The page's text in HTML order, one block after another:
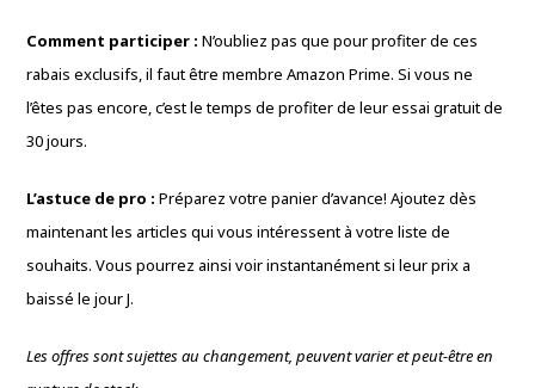
Comment participer : N’oubliez pas que pour profiter de ces
rabais exclusifs, il faut être membre Amazon Prime. Si vous ne
l’êtes pas encore, c’est le temps de profiter de leur essai gratuit de
30 jours.
L’astuce de pro : Préparez votre panier d’avance! Ajoutez dès
maintenant les articles qui vous intéressent à votre liste de
souhaits. Vous pourrez ainsi voir instantanément si leur prix a
baissé le jour J.
Les offres sont sujettes au changement, peuvent varier et peut-être en